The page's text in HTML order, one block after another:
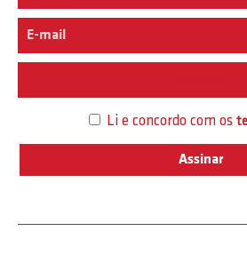
Li e concordo com os